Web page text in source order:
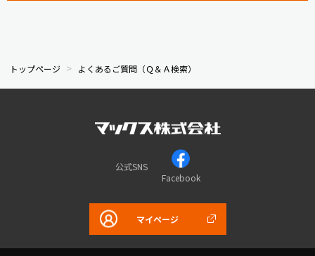
トップページ よくあるご質問（Ｑ＆Ａ検索）
公式SNS
Facebook
マイページ